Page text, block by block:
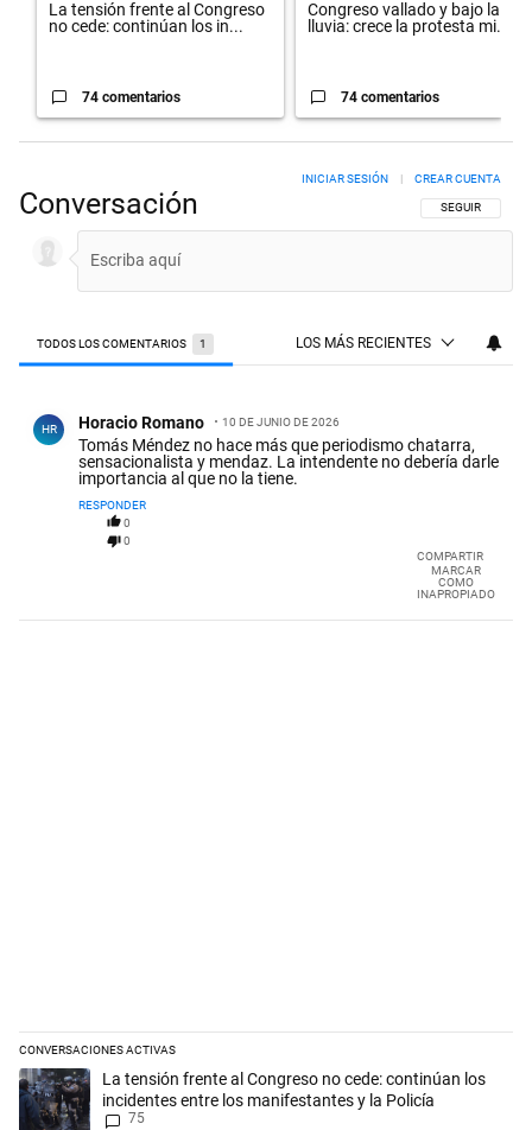
La tensión frente al Congreso
no cede: continúan los in...
74 comentarios
Congreso vallado y bajo la
lluvia: crece la protesta mi...
74 comentarios
Conversación SIGA ESTA
SEGUIR
INICIAR SESIÓN | CREAR CUENTA
TODOS LOS COMENTARIOS 1 LOS MÁS RECIENTES
HR Horacio Romano 10 DE JUNIO DE 2026
Tomás Méndez no hace más que periodismo chatarra,
sensacionalista y mendaz. La intendente no debería darle
importancia al que no la tiene.
RESPONDER
0
0
COMPARTIR
MARCAR
COMO
INAPROPIADO
CONVERSACIONES ACTIVAS
Este listado muestra los artículos con más comentarios en los
Un artículo de tendencia con el título "La tensión frente al Congreso
La tensión frente al Congreso no cede: continúan los
incidentes entre los manifestantes y la Policía
75